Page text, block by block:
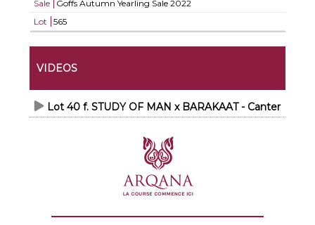
Sale
Goffs Autumn Yearling Sale 2022
Lot
565
VIDEOS
Lot 40 f. STUDY OF MAN x BARAKAAT - Canter